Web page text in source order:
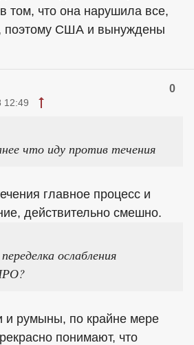
том, что она нарушила все,
поэтому США и вынуждены
0
12:49
что иду против течения
главное процесс и
действительно смешно.
ослабления
и румыны, по крайне мере
понимают, что